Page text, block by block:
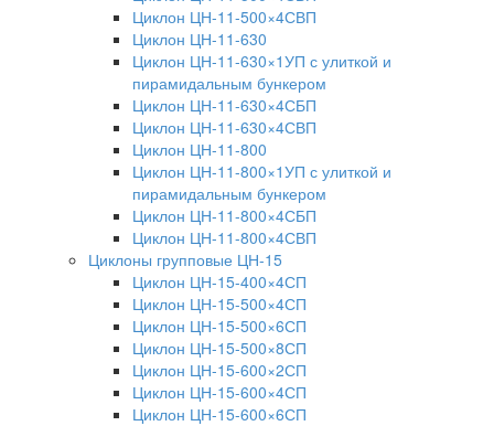
Циклон ЦН-11-500×4СВП
Циклон ЦН-11-630
Циклон ЦН-11-630×1УП с улиткой и
пирамидальным бункером
Циклон ЦН-11-630×4СБП
Циклон ЦН-11-630×4СВП
Циклон ЦН-11-800
Циклон ЦН-11-800×1УП с улиткой и
пирамидальным бункером
Циклон ЦН-11-800×4СБП
Циклон ЦН-11-800×4СВП
Циклоны групповые ЦН-15
Циклон ЦН-15-400×4СП
Циклон ЦН-15-500×4СП
Циклон ЦН-15-500×6СП
Циклон ЦН-15-500×8СП
Циклон ЦН-15-600×2СП
Циклон ЦН-15-600×4СП
Циклон ЦН-15-600×6СП